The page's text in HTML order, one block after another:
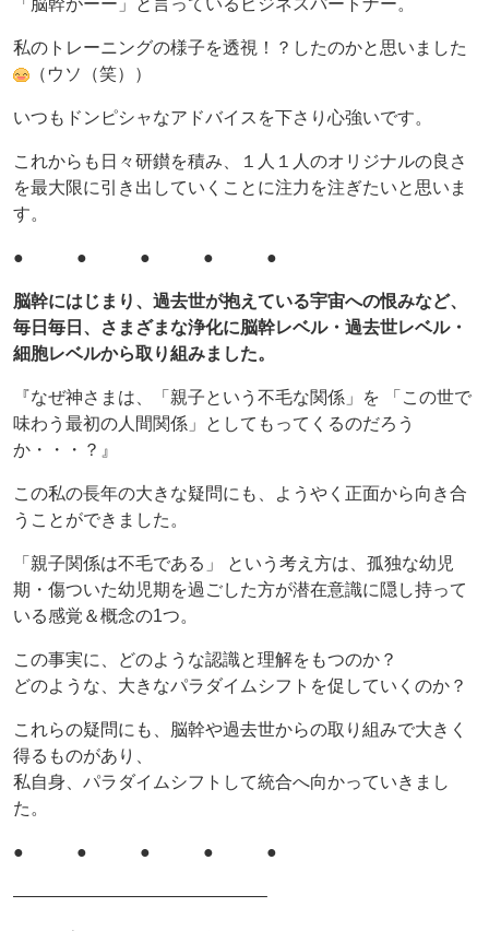
私のトレーニングの様子を透視！？したのかと思いました
（ウソ（笑））
いつもドンピシャなアドバイスを下さり心強いです。
これからも日々研鑚を積み、１人１人のオリジナルの良さ
を最大限に引き出していくことに注力を注ぎたいと思いま
す。
● ● ● ● ●
脳幹にはじまり、過去世が抱えている宇宙への恨みなど、
毎日毎日、さまざまな浄化に脳幹レベル・過去世レベル・
細胞レベルから取り組みました。
『なぜ神さまは、「親子という不毛な関係」を 「この世で
味わう最初の人間関係」としてもってくるのだろう
か・・・？』
この私の長年の大きな疑問にも、ようやく正面から向き合
うことができました。
「親子関係は不毛である」 という考え方は、孤独な幼児
期・傷ついた幼児期を過ごした方が潜在意識に隠し持って
いる感覚＆概念の1つ。
この事実に、どのような認識と理解をもつのか？
どのような、大きなパラダイムシフトを促していくのか？
これらの疑問にも、脳幹や過去世からの取り組みで大きく
得るものがあり、
私自身、パラダイムシフトして統合へ向かっていきまし
た。
● ● ● ● ●
——————————————–